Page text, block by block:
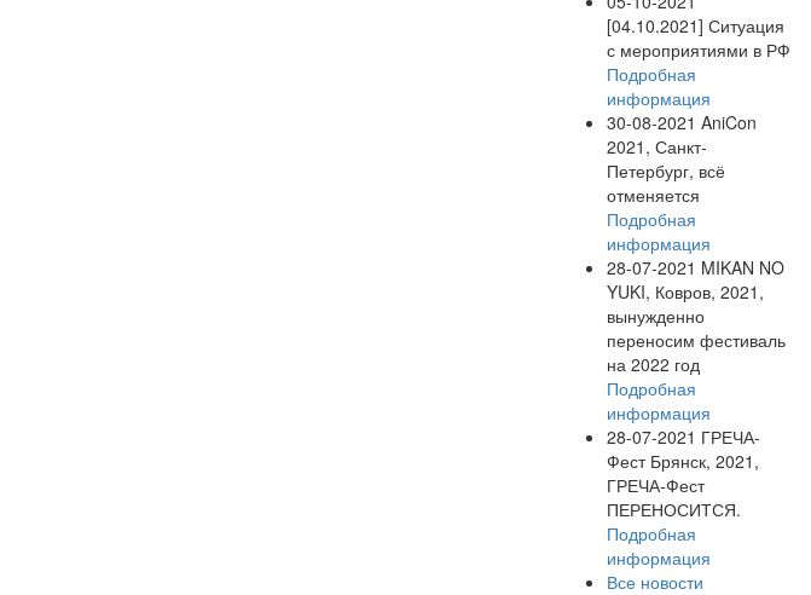
[04.10.2021] Ситуация
с мероприятиями в РФ
Подробная
информация
30-08-2021 AniCon
2021, Санкт-
Петербург, всё
отменяется
Подробная
информация
28-07-2021 MIKAN NO
YUKI, Ковров, 2021,
вынужденно
переносим фестиваль
на 2022 год
Подробная
информация
28-07-2021 ГРЕЧА-
Фест Брянск, 2021,
ГРЕЧА-Фест
ПЕРЕНОСИТСЯ.
Подробная
информация
Все новости